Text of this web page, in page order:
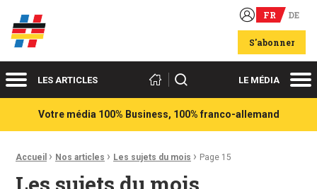
Acteurs du franco-allemand FR DE
S'abonner
MenuLES ARTICLES Rechercher LE MÉDIA
Votre média 100% Business, 100% franco-allemand
Fil d'Ariane :
Accueil › Nos articles › Les sujets du mois › Page 15